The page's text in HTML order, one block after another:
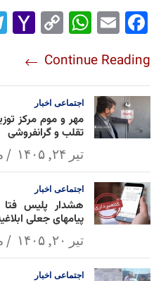
Fac
ok
Em
Wh
Ap
p
Co
Lin
k
l
Continue Reading
اجتماعی اخبار
مهر و موم مرکز
تقلب و گرانفروشی
تیر ۲۴, ۱۴۰۵
اجتماعی اخبار
هشدار پلیس فتا
پیامهای جعلی
تیر ۲۰, ۱۴۰۵
اجتماعی اخبار